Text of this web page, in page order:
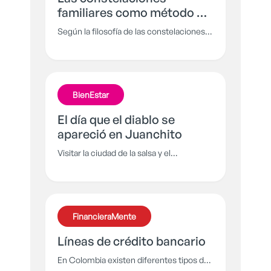
familiares como método de
sanación
Según la filosofía de las constelaciones,
que buscas. En esta ocasión.
aprenderemos sobre esta terapia
BienEstar
El día que el diablo se
apareció en Juanchito
Visitar la ciudad de la salsa y el
los salseros es la del día en que el diablo
puso sus pezuñas a bailar al son de la
FinancieraMente
Líneas de crédito bancario
En Colombia existen diferentes tipos de